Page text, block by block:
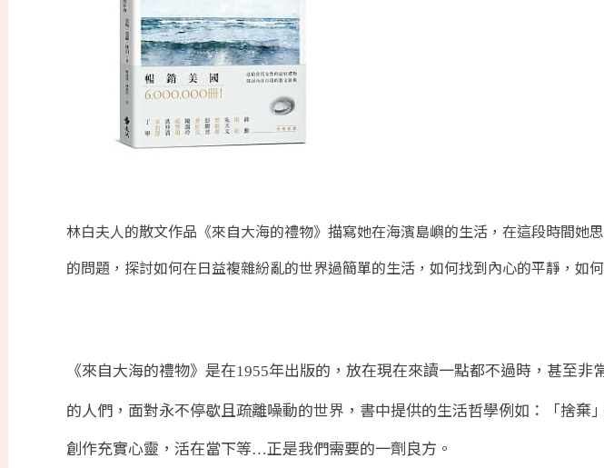
林白夫人的散文作品《來自大海的禮物》描寫她在海濱島嶼的生活，在這段時間她
的問題，探討如何在日益複雜紛亂的世界過簡單的生活，如何找到內心的平靜，如
《來自大海的禮物》是在1955年出版的，放在現在來讀一點都不過時，甚至非
的人們，面對永不停歇且疏離噪動的世界，書中提供的生活哲學例如：「捨棄
創作充實心靈，活在當下等…正是我們需要的一劑良方。